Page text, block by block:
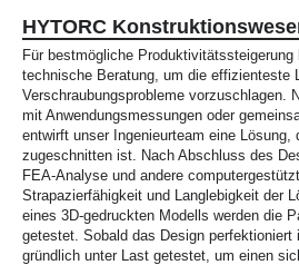
HYTORC
Für bestmögliche
technische Beratung, um die effizienteste
Verschraubungsprobleme vorzuschlagen.
mit Anwendungsmessungen oder
entwirft unser Ingenieurteam eine Lösung,
zugeschnitten ist. Nach Abschluss des
FEA-Analyse und andere
Strapazierfähigkeit und Langlebigkeit der
eines 3D-gedruckten Modells werden die
getestet. Sobald das Design
gründlich unter Last getestet, um einen